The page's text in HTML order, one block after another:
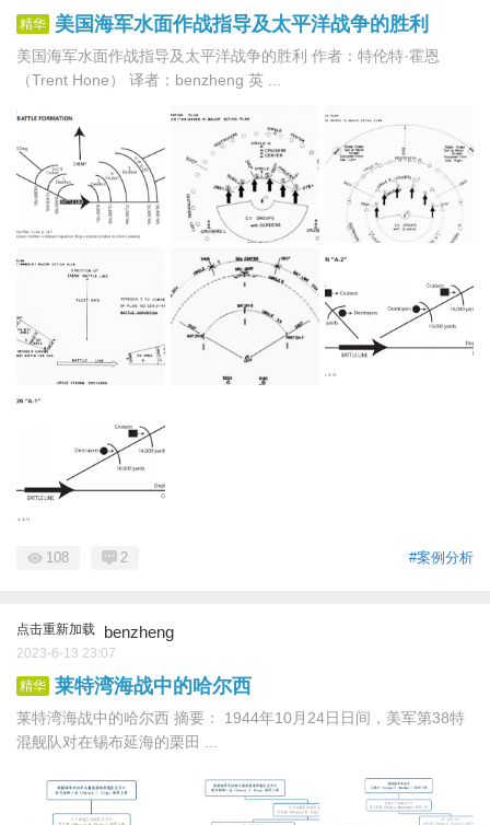
精华 美国海军水面作战指导及太平洋战争的胜利
美国海军水面作战指导及太平洋战争的胜利 作者：特伦特·霍恩
（Trent Hone） 译者：benzheng 英 ...
#案例分析
108 2
点击重新加载 benzheng
2023-6-13 23:07
精华 莱特湾海战中的哈尔西
莱特湾海战中的哈尔西 摘要： 1944年10月24日日间，美军第38特
混舰队对在锡布延海的栗田 ...